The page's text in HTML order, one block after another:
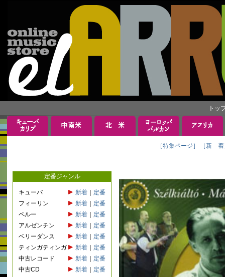
トッ
［特集ページ］ ［新 着
定番ジャンル
キューバ 新着
定番
フィーリン
新着
定番
ペルー
新着
定番
アルゼンチン
新着
定番
ベリーダンス
新着
定番
ティンガティンガ
新着
定番
中古レコード
新着
定番
中古CD
新着
定番